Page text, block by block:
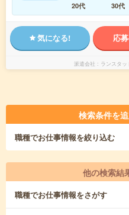
20代
30代
気になる! 応
派遣会社 ランスタ
検索条件を
職種でお仕事情報を絞り込む
他の検索結
職種でお仕事情報をさがす